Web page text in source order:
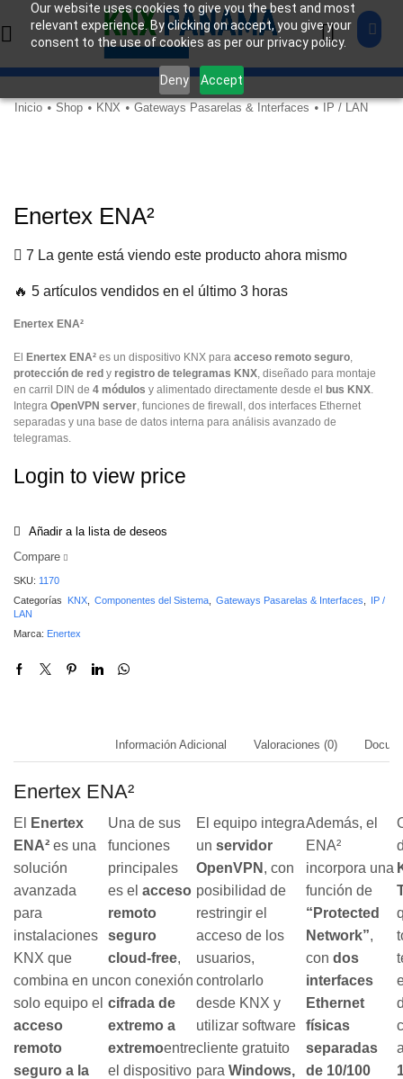
Our website uses cookies to give you the best and most
relevant experience. By clicking on accept, you give your
consent to the use of cookies as per our privacy policy.
Deny Accept
Inicio • Shop • KNX • Gateways Pasarelas & Interfaces • IP / LAN
Enertex ENA²
7 La gente está viendo este producto ahora mismo
🔥 5 artículos vendidos en el último 3 horas
Enertex ENA²
El Enertex ENA² es un dispositivo KNX para acceso remoto seguro
protección de red y registro de telegramas KNX , diseñado para montaje
en carril DIN de 4 módulos y alimentado directamente desde el bus KNX
Integra OpenVPN server , funciones de firewall, dos interfaces Ethernet
separadas y una base de datos interna para análisis avanzado de
telegramas.
Login to view price
Añadir a la lista de deseos
Compare
SKU: 1170
Categorías
KNX Componentes del Sistema Gateways Pasarelas & Interfaces
IP /
LAN
Marca: Enertex
Información Adicional Valoraciones (0)
Enertex ENA²
El
Enertex
ENA² es una
solución
avanzada
para
instalaciones
KNX que
combina en un
solo equipo el
acceso
remoto
seguro a la
Una de sus
funciones
principales
es el acceso
remoto
seguro
cloud-free,
con conexión
cifrada de
extremo a
extremoentre
el dispositivo
El equipo integra
un servidor
OpenVPN , con
posibilidad de
restringir el
acceso de los
usuarios,
controlarlo
desde KNX y
utilizar software
cliente gratuito
para Windows,
Además, el
ENA²
incorpora una
función de
“Protected
Network”,
con dos
interfaces
Ethernet
físicas
separadas
de 10/100